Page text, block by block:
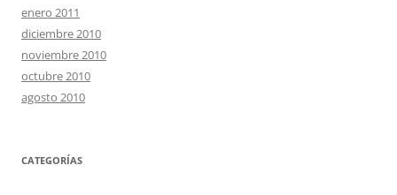
enero 2011
diciembre 2010
noviembre 2010
octubre 2010
agosto 2010
CATEGORÍAS